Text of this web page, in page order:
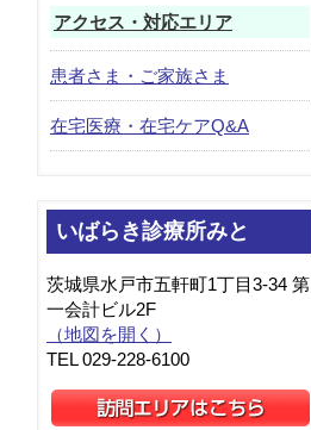
アクセス・対応エリア
患者さま・ご家族さま
在宅医療・在宅ケアQ&A
いばらき診療所みと
茨城県水戸市五軒町1丁目3-34 第
一会計ビル2F
（地図を開く）
TEL 029-228-6100